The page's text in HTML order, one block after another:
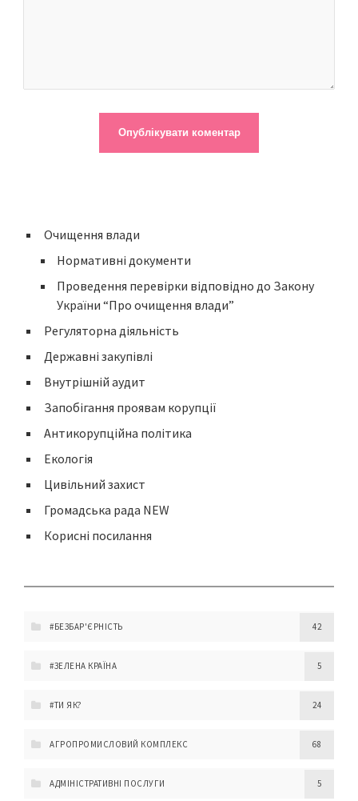
Очищення влади
Нормативні документи
Проведення перевірки відповідно до Закону
України “Про очищення влади”
Регуляторна діяльність
Державні закупівлі
Внутрішній аудит
Запобігання проявам корупції
Антикорупційна політика
Екологія
Цивільний захист
Громадська рада NEW
Корисні посилання
#БЕЗБАР'ЄРНІСТЬ 42
#ЗЕЛЕНА КРАЇНА 5
#ТИ ЯК? 24
АГРОПРОМИСЛОВИЙ КОМПЛЕКС 68
АДМІНІСТРАТИВНІ ПОСЛУГИ 5